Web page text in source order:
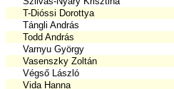
T-Dióssi Dorottya
Tángli András
Todd András
Varnyu György
Vasenszky Zoltán
Végső László
Vida Hanna